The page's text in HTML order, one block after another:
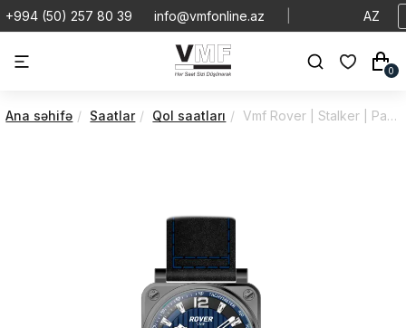
+994 (50) 257 80 39 info@vmfonline.az AZ
0
Ana səhifə Saatlar Qol saatları Vmf Rover | Stalker | Patriot | VR5164/2PQ9/8G3/41M